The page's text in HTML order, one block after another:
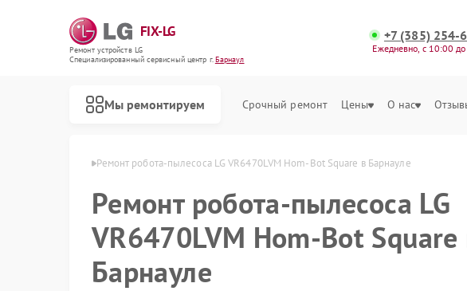
FIX-LG
Ремонт устройств LG
Специализированный cервисный центр г.Барнаул
+7 (385) 254-
Ежедневно, с 10:00
Мы ремонтируем Срочный ремонт Цены О нас
Ремонт робота-пылесоса LG VR6470LVM Hom-Bot Square в Барнауле
Ремонт робота-пылесоса LG
VR6470LVM Hom-Bot Square
Барнауле